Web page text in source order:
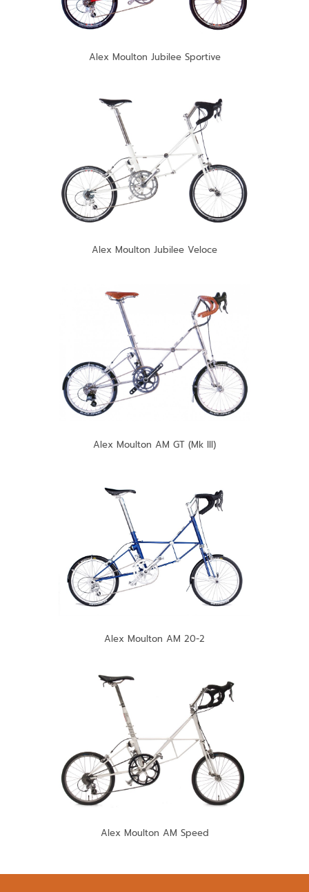
Alex Moulton Jubilee Sportive
Alex Moulton Jubilee Veloce
Alex Moulton AM GT (Mk III)
Alex Moulton AM 20-2
Alex Moulton AM Speed